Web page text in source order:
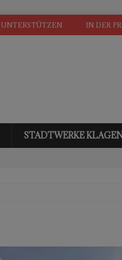
UNTERSTÜTZEN IN DER
STADTWERKE